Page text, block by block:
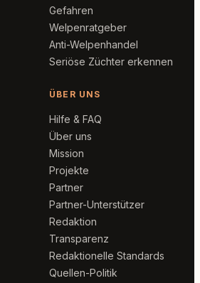
Gefahren
Welpenratgeber
Anti-Welpenhandel
Seriöse Züchter erkennen
ÜBER UNS
Hilfe & FAQ
Über uns
Mission
Projekte
Partner
Partner-Unterstützer
Redaktion
Transparenz
Redaktionelle Standards
Quellen-Politik